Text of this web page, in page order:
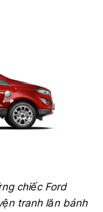
chiếc Ford
tranh lăn bánh